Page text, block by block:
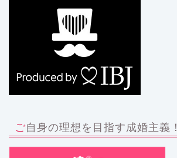
ご自身の理想を目指す成婚主義！